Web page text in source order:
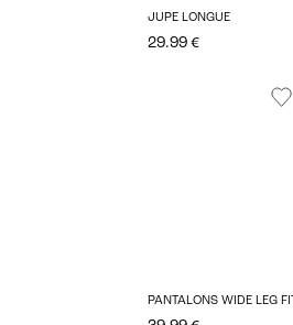
JUPE LONGUE
29.99 €
PANTALONS WIDE LEG FIT